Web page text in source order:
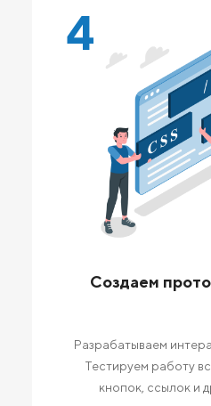
4
Создаем
Разрабатываем
Тестируем работу
кнопок, ссылок и